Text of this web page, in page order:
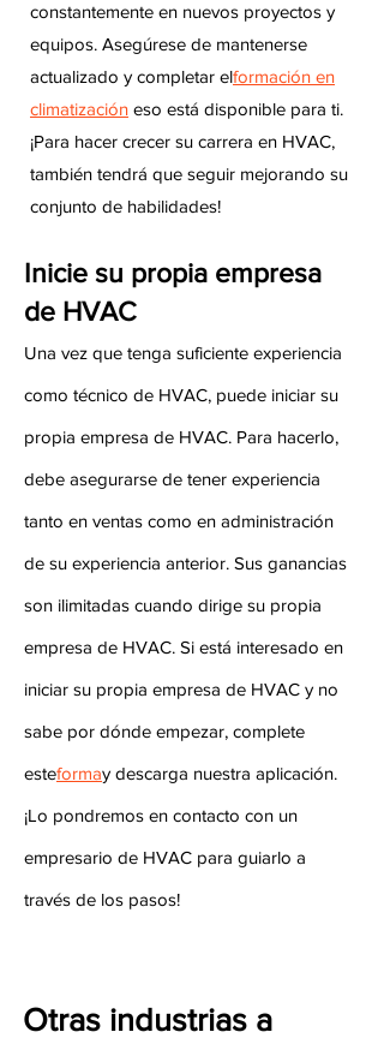
constantemente en nuevos proyectos y
equipos. Asegúrese de mantenerse
actualizado y completar elformación en
climatización eso está disponible para ti.
¡Para hacer crecer su carrera en HVAC,
también tendrá que seguir mejorando su
conjunto de habilidades!
Inicie su propia empresa
de HVAC
Una vez que tenga suficiente experiencia
como técnico de HVAC, puede iniciar su
propia empresa de HVAC. Para hacerlo,
debe asegurarse de tener experiencia
tanto en ventas como en administración
de su experiencia anterior. Sus ganancias
son ilimitadas cuando dirige su propia
empresa de HVAC. Si está interesado en
iniciar su propia empresa de HVAC y no
sabe por dónde empezar, complete
esteformay descarga nuestra aplicación.
¡Lo pondremos en contacto con un
empresario de HVAC para guiarlo a
través de los pasos!
Otras industrias a